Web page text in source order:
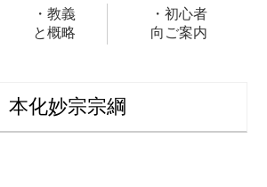
教義
と概略
初心者
向ご案内
本化妙宗宗綱